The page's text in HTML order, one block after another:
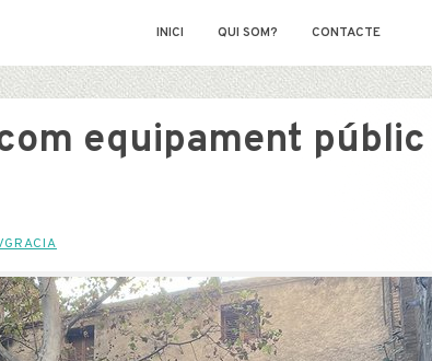
INICI QUI SOM? CONTACTE
equipament públic